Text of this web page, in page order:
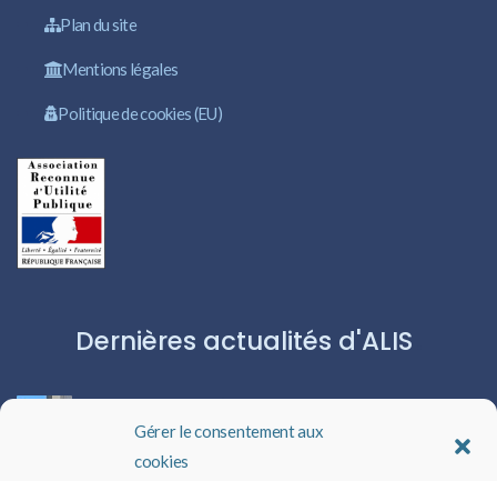
Gérer le consentement aux
cookies
Plan du site
Mentions légales
Politique de cookies (EU)
Dernières actualités d'ALIS
Les livres audio : une porte ouverte sur l’évasion